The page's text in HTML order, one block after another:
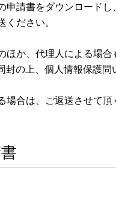
申請書をダウンロード
ださい。
ほか、代理人による場
の上、個人情報保護問
場合は、ご返送させて